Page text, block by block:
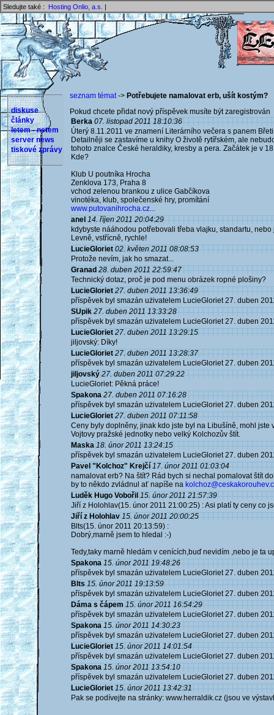
Sledujte také : Hosting Onlio, a.s. |
diskuse
články
letem - netem
server news
tiskové zprávy
seznam témat-> Potřebujete namalovat erb, ušít kostým?
Pokud chcete přidat nový příspěvek musíte být
Berka 07. listopad 2011 18:10:36
Úterý 8.11.2011 ve znamení Literárního večera s panem
Detailněji se zastavíme u knihy O životě rytířském, ale
tohoto znalce České heraldiky, kresby a pera. Začátek je v
Kde?
Klub U poutníka Hrocha
Zenklova 173, Praha 8
vchod zelenou brankou z ulice Gabčíkova
vinotéka, klub, společenské hry, promítání
www.putovanihrocha.cz...
anel 14. říjen 2011 20:04:29
kdybyste nááhodou potřebovali třeba vlajku, standartu,
Levně, vstřícně, rychle!
LucieGloriet 02. květen 2011 08:08:53
Protože nevím, jak ho smazat...
Granad 28. duben 2011 22:59:47
Technický dotaz, proč je pod menu obrázek ropné plošiny?
LucieGloriet 27. duben 2011 13:36:49
příspěvek byl smazán użivatelem LucieGloriet 27. duben
SUpik 27. duben 2011 13:33:28
příspěvek byl smazán użivatelem LucieGloriet 27. duben
LucieGloriet 27. duben 2011 13:29:15
jiljovský: Díky!
LucieGloriet 27. duben 2011 13:28:37
příspěvek byl smazán użivatelem LucieGloriet 27. duben
jiljovský 27. duben 2011 07:29:22
LucieGloriet: Pěkná práce!
Spakona 27. duben 2011 07:16:28
příspěvek byl smazán użivatelem LucieGloriet 27. duben
LucieGloriet 27. duben 2011 07:11:58
Ceny byly doplněny, jinak kdo jste byl na Libušíně, mohl
Vojtovy pražské jednotky nebo velký Kolchozův štít.
Maska 18. únor 2011 13:24:15
příspěvek byl smazán użivatelem LucieGloriet 27. duben
Pavel "Kolchoz" Krejčí 17. únor 2011 01:03:04
namalovat erb? Na štít? Rád bych si nechal pomalovat štít
by to někdo zvládnul ať napíše na
Luděk Hugo Vobořil 15. únor 2011 21:57:39
Jiří z Holohlav(15. únor 2011 21:00:25) : Asi platí ty ceny co
Jiří z Holohlav 15. únor 2011 20:00:25
Blts(15. únor 2011 20:13:59) :
Dobrý,marně jsem to hledal :-)
Tedy,taky marně hledám v cenících,buď nevidím ,nebo je ta
Spakona 15. únor 2011 19:48:26
příspěvek byl smazán użivatelem LucieGloriet 27. duben
Blts 15. únor 2011 19:13:59
příspěvek byl smazán użivatelem LucieGloriet 27. duben
Dáma s čápem 15. únor 2011 16:54:29
příspěvek byl smazán użivatelem LucieGloriet 27. duben
Spakona 15. únor 2011 14:30:23
příspěvek byl smazán użivatelem LucieGloriet 27. duben
LucieGloriet 15. únor 2011 14:01:54
příspěvek byl smazán użivatelem LucieGloriet 27. duben
Spakona 15. únor 2011 13:54:10
příspěvek byl smazán użivatelem LucieGloriet 27. duben
LucieGloriet 15. únor 2011 13:42:31
Pak se podívejte na stránky: www.herraldik.cz (jsou ve